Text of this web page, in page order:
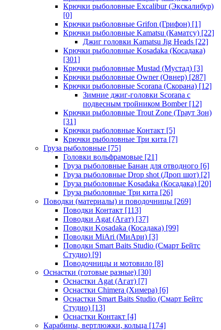
Крючки рыболовные Excalibur (Экскалибур)
[0]
Крючки рыболовные Grifon (Грифон) [1]
Крючки рыболовные Kamatsu (Каматсу) [22]
Джиг головки Kamatsu Jig Heads [22]
Крючки рыболовные Kosadaka (Косадака)
[301]
Крючки рыболовные Mustad (Мустад) [3]
Крючки рыболовные Owner (Овнер) [287]
Крючки рыболовные Scorana (Скорана) [12]
Зимние джиг-головки Scorana с
подвесным тройником Bomber[12]
Крючки рыболовные Trout Zone (Траут Зон)
[31]
Крючки рыболовные Контакт [5]
Крючки рыболовные Три кита [7]
Груза рыболовные [75]
Головки вольфрамовые [21]
Груза рыболовные Банан для отводного [6]
Груза рыболовные Drop shot (Дроп шот) [2]
Груза рыболовные Kosadaka (Косадака) [20]
Груза рыболовные Три кита [26]
Поводки (материалы) и поводочницы [269]
Поводки Контакт [113]
Поводки Agat (Агат) [37]
Поводки Kosadaka (Косадака) [99]
Поводки MiAri (МиАри) [3]
Поводки Smart Baits Studio (Смарт Бейтс
Студио) [9]
Поводочницы и мотовило [8]
Оснастки (готовые разные) [30]
Оснастки Agat (Агат) [7]
Оснастки Chimera (Химера) [6]
Оснастки Smart Baits Studio (Смарт Бейтс
Студио) [13]
Оснастки Контакт [4]
Карабины, вертлюжки, кольца [174]